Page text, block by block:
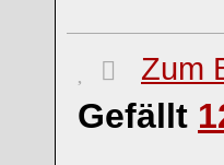
Zum
Gefällt